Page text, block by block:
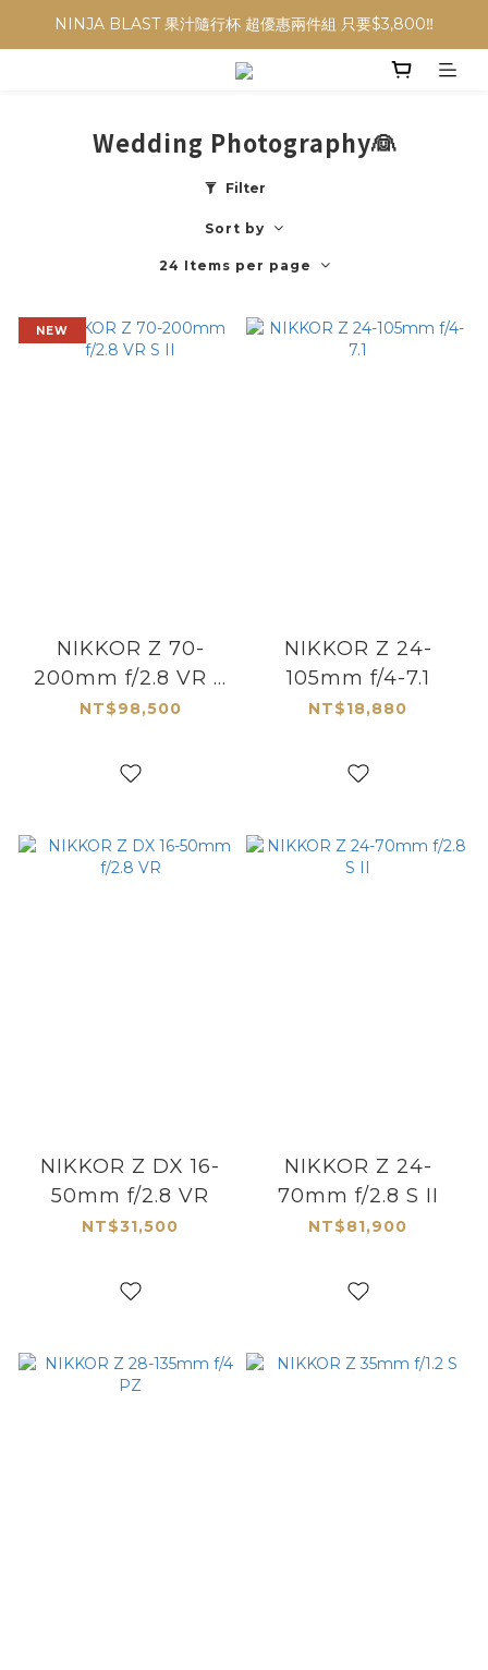
NINJA BLAST 果汁隨行杯 超優惠兩件組 只要$3,800‼️
NINJA BLAST 果汁隨行杯 超優惠兩件組 只要$3,800‼️
✨收藏經典， F接環鏡頭4折起✨
Wedding Photography👰
Filter
Sort by
24 Items per page
NEW
NIKKOR Z 70-
200mm f/2.8 VR S
II
NT$98,500
NIKKOR Z 24-
105mm f/4-7.1
NT$18,880
NIKKOR Z DX 16-
50mm f/2.8 VR
NT$31,500
NIKKOR Z 24-
70mm f/2.8 S II
NT$81,900